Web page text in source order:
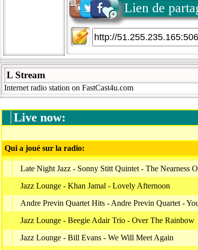
Lien de
L Stream
Internet radio station on FastCast4u.com
Live now:
Qui a joué sur la radio:
Late Night Jazz - Sonny Stitt Quintet - The Nearness
Jazz Lounge - Khan Jamal - Lovely Afternoon
Andre Previn Quartet Hits - Andre Previn Quartet -
Jazz Lounge - Beegie Adair Trio - Over The Rainbow
Jazz Lounge - Bill Evans - We Will Meet Again